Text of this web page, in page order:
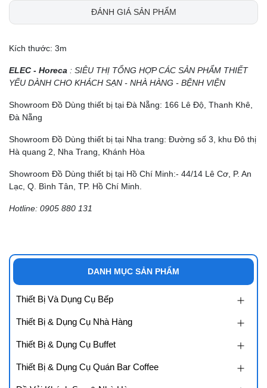
ĐÁNH GIÁ SẢN PHẨM
Kích thước: 3m
ELEC - Horeca : SIÊU THỊ TỔNG HỢP CÁC SẢN PHẨM THIẾT
YẾU DÀNH CHO KHÁCH SẠN - NHÀ HÀNG - BỆNH VIỆN
Showroom Đồ Dùng thiết bị tại Đà Nẵng: 166 Lê Độ, Thanh Khê,
Đà Nẵng
Showroom Đồ Dùng thiết bị tại Nha trang: Đường số 3, khu Đô thị
Hà quang 2, Nha Trang, Khánh Hòa
Showroom Đồ Dùng thiết bị tại Hồ Chí Minh:- 44/14 Lê Cơ, P. An
Lạc, Q. Bình Tân, TP. Hồ Chí Minh.
Hotline: 0905 880 131
DANH MỤC SẢN PHẨM
Thiết Bị Và Dụng Cụ Bếp
Thiết Bị & Dụng Cụ Nhà Hàng
Thiết Bị & Dụng Cụ Buffet
Thiết Bị & Dụng Cụ Quán Bar Coffee